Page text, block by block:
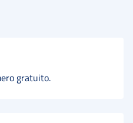
Center
gratuito.